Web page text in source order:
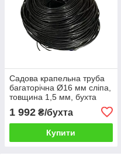
Садова крапельна труба
багаторічна Ø16 мм сліпа,
товщина 1,5 мм, бухта
1 992 ₴/бухта
Купити